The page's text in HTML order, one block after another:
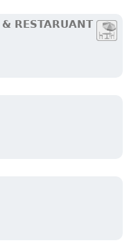
RESTARUANT